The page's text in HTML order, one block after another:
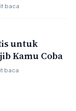
2025)
baca
untuk
Kamu Coba
baca